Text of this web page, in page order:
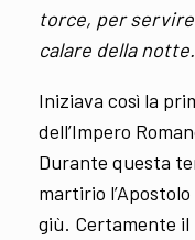
torce, per
calare della notte.
Iniziava così la
dell’Impero
Durante questa
martirio
giù. Certamente il